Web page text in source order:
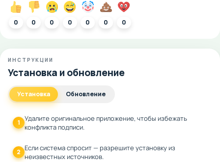
0 0 0 0 0 0 0
ИНСТРУКЦИИ
Установка и обновление
Установка Обновление
1 Удалите оригинальное приложение, чтобы избежать
конфликта подписи.
2 Если система спросит — разрешите установку из
неизвестных источников.